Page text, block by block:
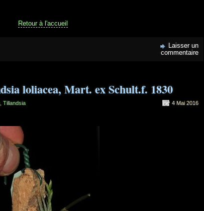
Retour à l'accueil
Laisser un
commentaire
loliacea, Mart. ex Schult.f. 1830
Tillandsia 4 Mai 2016